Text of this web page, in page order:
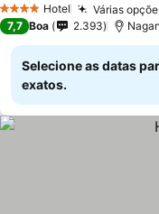
4 EstrelasHotel Várias
7,7 Boa 2.393
Selecione as datas
exatos.